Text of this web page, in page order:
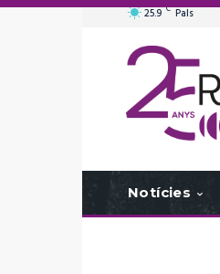
25.9 C Pals
Notícies